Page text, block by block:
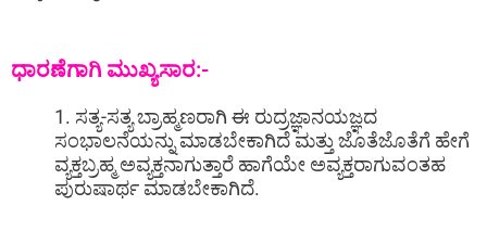
ಧಾರಣೆಗಾಗಿ ಮುಖ್ಯಸಾರ:-
1. ಸತ್ಯ-ಸತ್ಯ ಬ್ರಾಹ್ಮಣರಾಗಿ ಈ ರುದ್ರಜ್ಞಾನಯಜ್ಞದ
ಸಂಭಾಲನೆಯನ್ನು ಮಾಡಬೇಕಾಗಿದೆ ಮತ್ತು ಜೊತೆಜೊತೆಗೆ ಹೇಗೆ
ವ್ಯಕ್ತಬ್ರಹ್ಮ ಅವ್ಯಕ್ತನಾಗುತ್ತಾರೆ ಹಾಗೆಯೇ ಅವ್ಯಕ್ತರಾಗುವಂತಹ
ಪುರುಷಾರ್ಥ ಮಾಡಬೇಕಾಗಿದೆ.